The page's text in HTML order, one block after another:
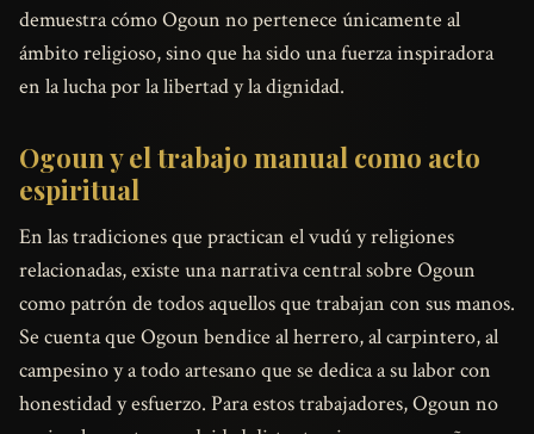
demuestra cómo Ogoun no pertenece únicamente al
ámbito religioso, sino que ha sido una fuerza inspiradora
en la lucha por la libertad y la dignidad.
Ogoun y el trabajo manual como acto
espiritual
En las tradiciones que practican el vudú y religiones
relacionadas, existe una narrativa central sobre Ogoun
como patrón de todos aquellos que trabajan con sus manos.
Se cuenta que Ogoun bendice al herrero, al carpintero, al
campesino y a todo artesano que se dedica a su labor con
honestidad y esfuerzo. Para estos trabajadores, Ogoun no